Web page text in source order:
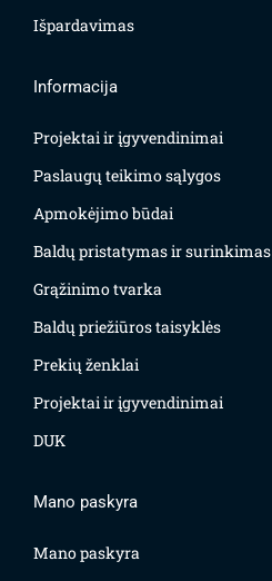
Išpardavimas
Informacija
Projektai ir įgyvendinimai
Paslaugų teikimo sąlygos
Apmokėjimo būdai
Baldų pristatymas ir surinkimas
Grąžinimo tvarka
Baldų priežiūros taisyklės
Prekių ženklai
Projektai ir įgyvendinimai
DUK
Mano paskyra
Mano paskyra